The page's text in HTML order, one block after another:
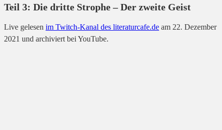
Teil 3: Die dritte Strophe – Der zweite Geist
Live gelesen im Twitch-Kanal des literaturcafe.de am 22. Dezember
2021 und archiviert bei YouTube.